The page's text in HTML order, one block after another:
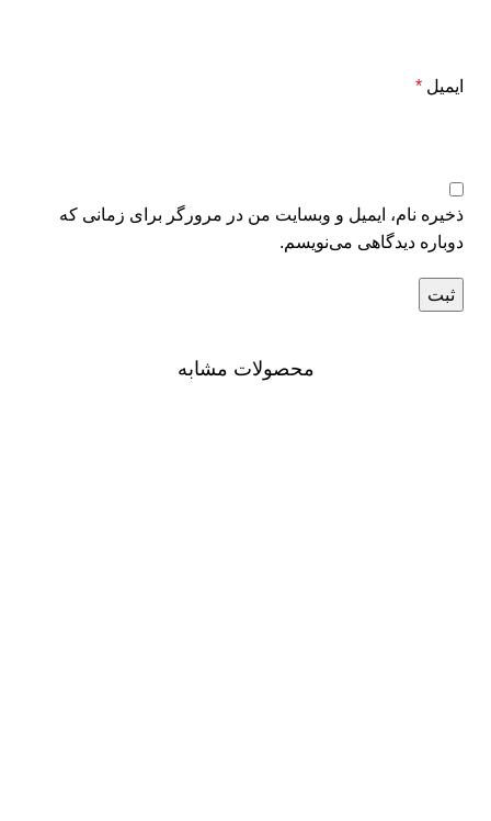
ایمیل *
ذخیره نام، ایمیل و وبسایت من در مرورگر برای زمانی که
دوباره دیدگاهی می‌نویسم.
محصولات مشابه